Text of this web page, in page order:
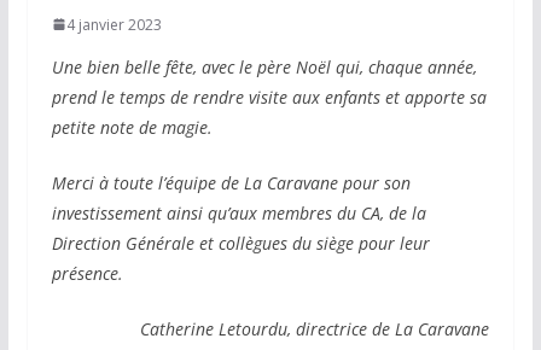
4 janvier 2023
Une bien belle fête, avec le père Noël qui, chaque année,
prend le temps de rendre visite aux enfants et apporte sa
petite note de magie.
Merci à toute l’équipe de La Caravane pour son
investissement ainsi qu’aux membres du CA, de la
Direction Générale et collègues du siège pour leur
présence.
Catherine Letourdu, directrice de La Caravane